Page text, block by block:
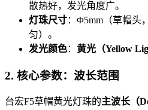
散热好，发光角度广。
灯珠尺寸：Φ5mm（草帽头
匀）。
发光颜色： 黄光（Yellow
2. 核心参数：波长范围
台宏F5草帽黄光灯珠的主波长（